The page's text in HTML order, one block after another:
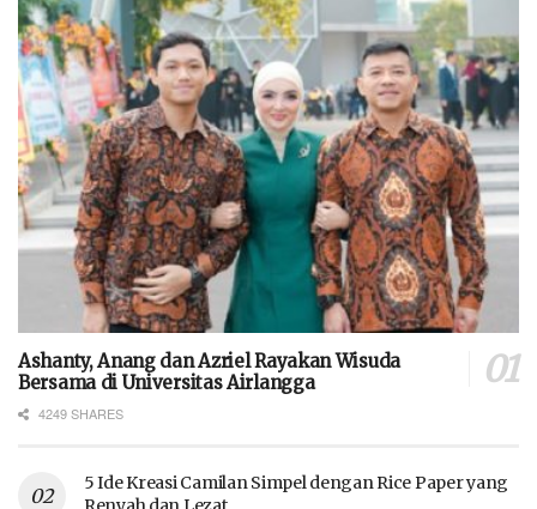
Ashanty, Anang dan Azriel Rayakan Wisuda
Bersama di Universitas Airlangga
4249 SHARES
5 Ide Kreasi Camilan Simpel dengan Rice Paper yang